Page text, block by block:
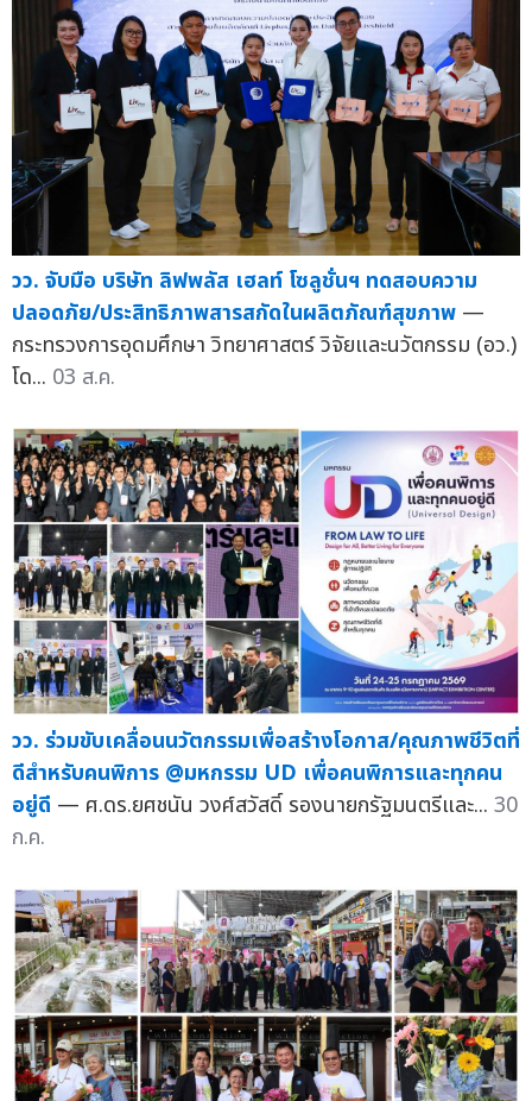
วว. จับมือ บริษัท ลิฟพลัส เฮลท์ โซลูชั่นฯ ทดสอบความ
ปลอดภัย/ประสิทธิภาพสารสกัดในผลิตภัณฑ์สุขภาพ —
กระทรวงการอุดมศึกษา วิทยาศาสตร์ วิจัยและนวัตกรรม (อว.)
โด... 03 ส.ค.
วว. ร่วมขับเคลื่อนนวัตกรรมเพื่อสร้างโอกาส/คุณภาพชีวิตที่
ดีสำหรับคนพิการ @มหกรรม UD เพื่อคนพิการและทุกคน
อยู่ดี — ศ.ดร.ยศชนัน วงศ์สวัสดิ์ รองนายกรัฐมนตรีและ... 30
ก.ค.